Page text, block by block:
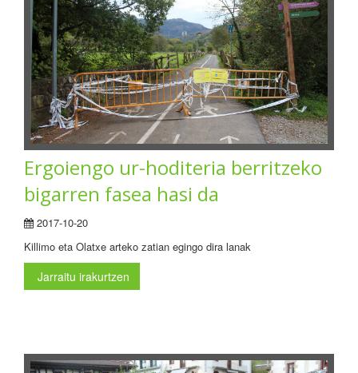
Ergoiengo ur-hoditeria berritzeko
bigarren fasea hasi da
2017-10-20
Killimo eta Olatxe arteko zatian egingo dira lanak
Jarraitu irakurtzen